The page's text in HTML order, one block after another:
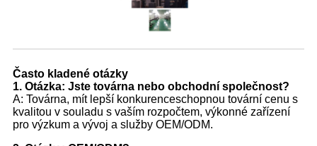
Často kladené otázky
1. Otázka: Jste továrna nebo obchodní společnost?
A: Továrna, mít lepší konkurenceschopnou tovární cenu s
kvalitou v souladu s vaším rozpočtem, výkonné zařízení
pro výzkum a vývoj a služby OEM/ODM.